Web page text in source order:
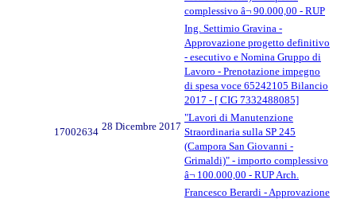
complessivo â¬ 90.000,00 - RUP
Ing. Settimio Gravina -
Approvazione progetto definitivo
- esecutivo e Nomina Gruppo di
Lavoro - Prenotazione impegno
di spesa voce 65242105 Bilancio
2017 - [ CIG 7332488085]
17002634 28 Dicembre 2017
"Lavori di Manutenzione
Straordinaria sulla SP 245
(Campora San Giovanni -
Grimaldi)" - importo complessivo
â¬ 100.000,00 - RUP Arch.
Francesco Berardi - Approvazione